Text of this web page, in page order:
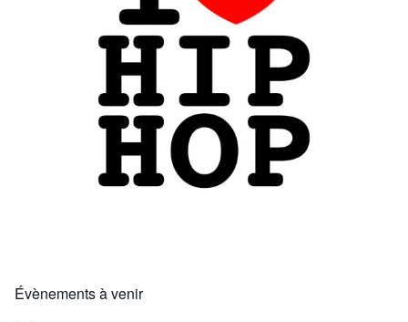
Évènements à venir